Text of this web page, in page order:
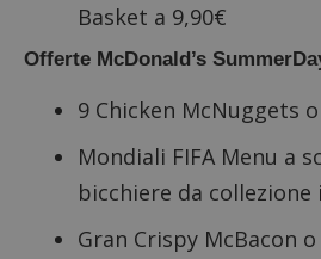
Basket a 9,90€
Offerte McDonald’s
9 Chicken McNuggets
Mondiali FIFA Menu a
bicchiere da collezione
Gran Crispy McBacon